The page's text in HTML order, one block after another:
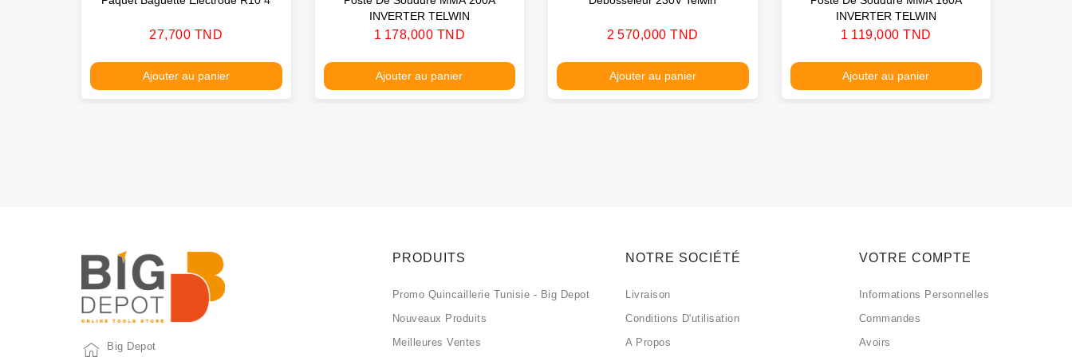
Prix
27,700 TND
Ajouter au panier
INVERTER TELWIN
Prix
1 178,000 TND
Ajouter au panier
Prix
2 570,000 TND
Ajouter au panier
INVERTER TELWIN
Prix
1 119,000 TND
Ajouter au panier
Big Depot
PRODUITS
Promo Quincaillerie Tunisie - Big Depot
Nouveaux Produits
Meilleures Ventes
NOTRE SOCIÉTÉ
Livraison
Conditions D'utilisation
A Propos
VOTRE COMPTE
Informations Personnelles
Commandes
Avoirs